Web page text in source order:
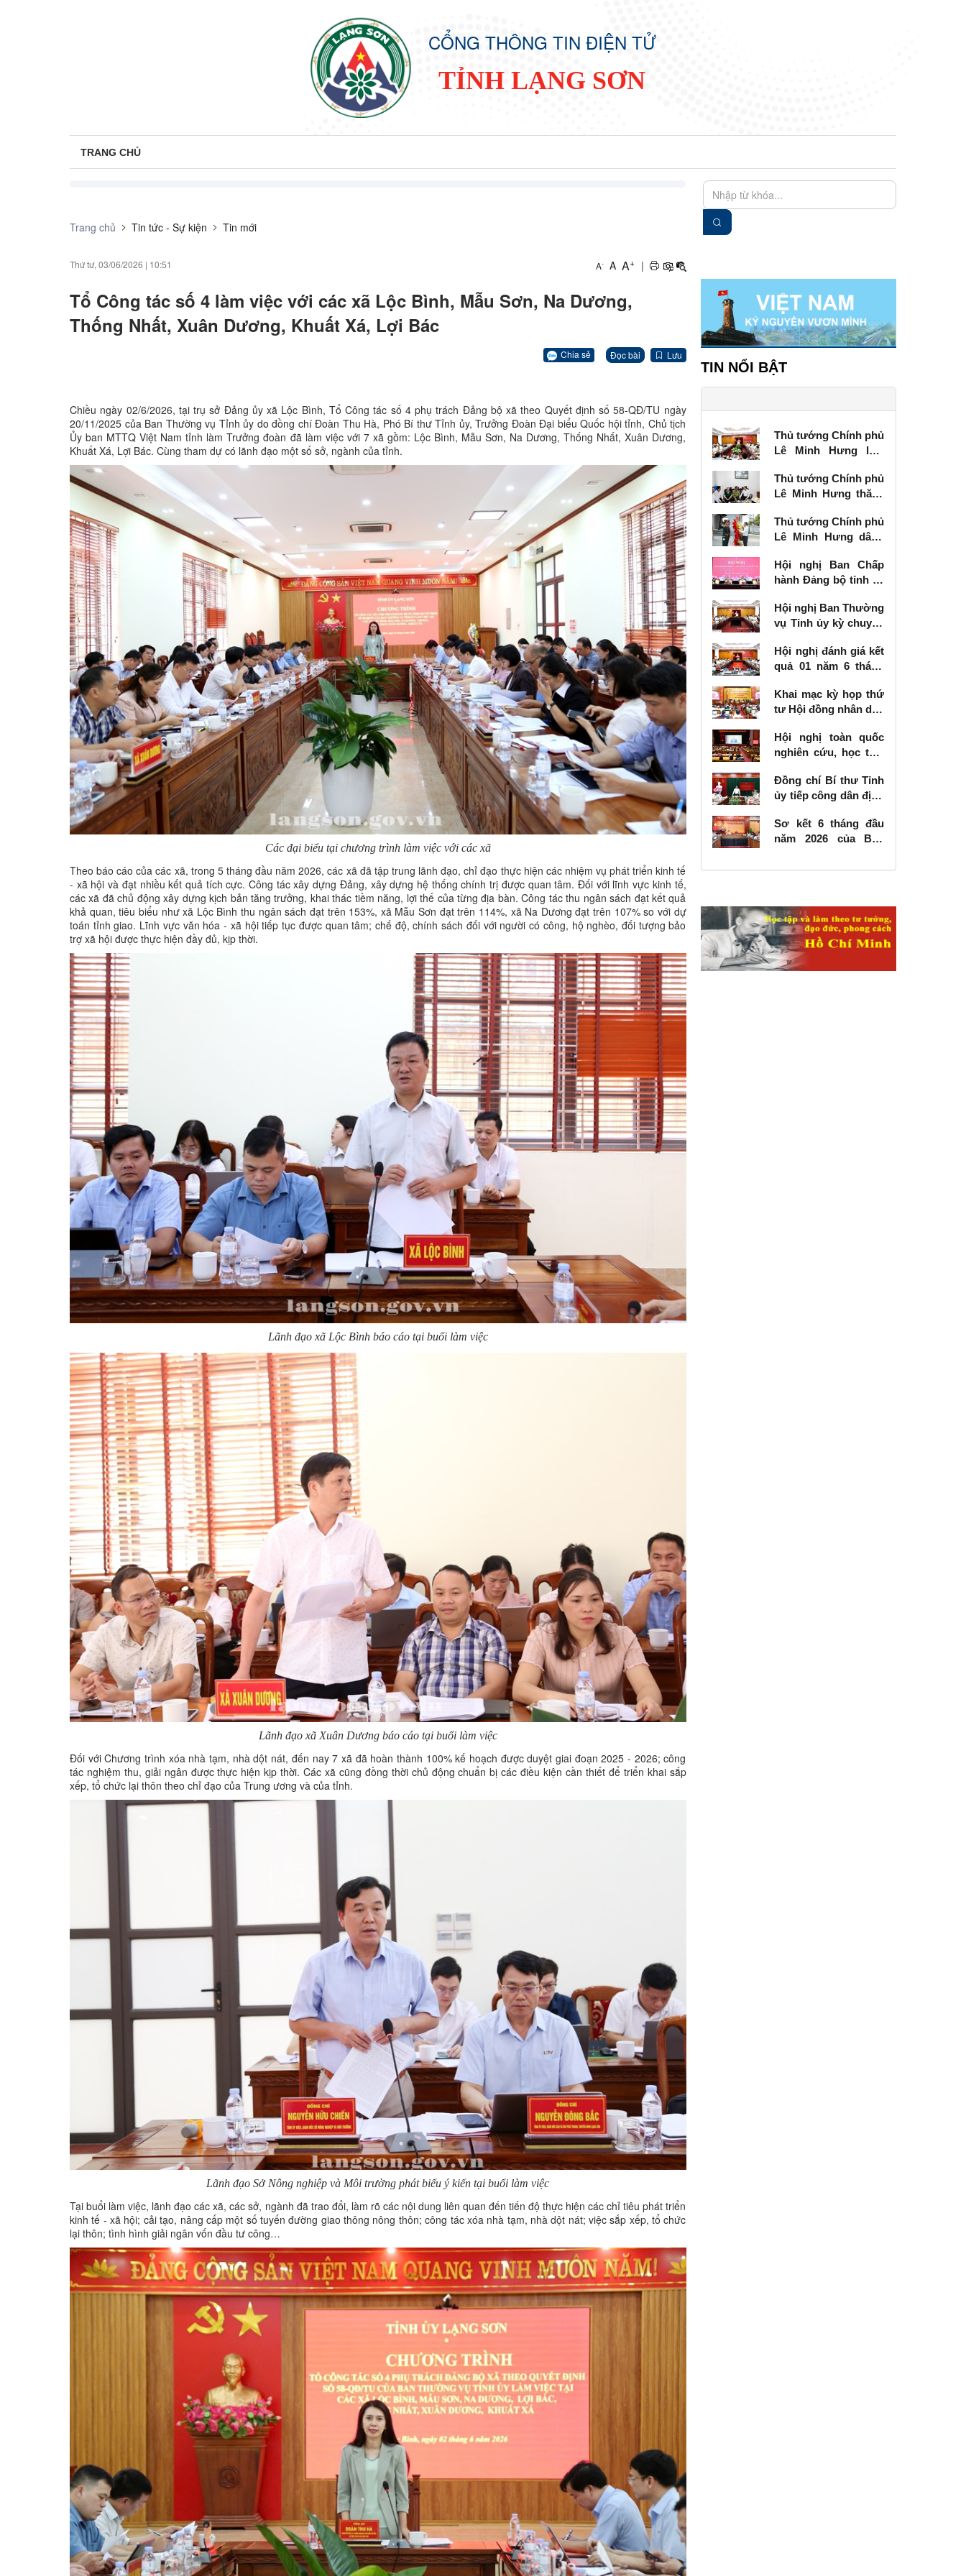
CỔNG THÔNG TIN ĐIỆN TỬ
TỈNH LẠNG SƠN
TRANG CHỦ
Trang chủ Tin tức - Sự kiện Tin mới
Thứ tư, 03/06/2026 | 10:51 A- A A+ |
Tổ Công tác số 4 làm việc với các xã Lộc Bình, Mẫu Sơn, Na Dương,
Thống Nhất, Xuân Dương, Khuất Xá, Lợi Bác
Chia sẻ Đọc bài Lưu
Chiều ngày 02/6/2026, tại trụ sở Đảng ủy xã Lộc Bình, Tổ Công tác số 4 phụ trách Đảng bộ xã theo Quyết định số 58-QĐ/TU ngày
20/11/2025 của Ban Thường vụ Tỉnh ủy do đồng chí Đoàn Thu Hà, Phó Bí thư Tỉnh ủy, Trưởng Đoàn Đại biểu Quốc hội tỉnh, Chủ tịch
Ủy ban MTTQ Việt Nam tỉnh làm Trưởng đoàn đã làm việc với 7 xã gồm: Lộc Bình, Mẫu Sơn, Na Dương, Thống Nhất, Xuân Dương,
Khuất Xá, Lợi Bác. Cùng tham dự có lãnh đạo một số sở, ngành của tỉnh.
Các đại biểu tại chương trình làm việc với các xã
Theo báo cáo của các xã, trong 5 tháng đầu năm 2026, các xã đã tập trung lãnh đạo, chỉ đạo thực hiện các nhiệm vụ phát triển kinh tế
- xã hội và đạt nhiều kết quả tích cực. Công tác xây dựng Đảng, xây dựng hệ thống chính trị được quan tâm. Đối với lĩnh vực kinh tế,
các xã đã chủ động xây dựng kịch bản tăng trưởng, khai thác tiềm năng, lợi thế của từng địa bàn. Công tác thu ngân sách đạt kết quả
khả quan, tiêu biểu như xã Lộc Bình thu ngân sách đạt trên 153%, xã Mẫu Sơn đạt trên 114%, xã Na Dương đạt trên 107% so với dự
toán tỉnh giao. Lĩnh vực văn hóa - xã hội tiếp tục được quan tâm; chế độ, chính sách đối với người có công, hộ nghèo, đối tượng bảo
trợ xã hội được thực hiện đầy đủ, kịp thời.
Lãnh đạo xã Lộc Bình báo cáo tại buổi làm việc
Lãnh đạo xã Xuân Dương báo cáo tại buổi làm việc
Đối với Chương trình xóa nhà tạm, nhà dột nát, đến nay 7 xã đã hoàn thành 100% kế hoạch được duyệt giai đoạn 2025 - 2026; công
tác nghiệm thu, giải ngân được thực hiện kịp thời. Các xã cũng đồng thời chủ động chuẩn bị các điều kiện cần thiết để triển khai sắp
xếp, tổ chức lại thôn theo chỉ đạo của Trung ương và của tỉnh.
Lãnh đạo Sở Nông nghiệp và Môi trường phát biểu ý kiến tại buổi làm việc
Tại buổi làm việc, lãnh đạo các xã, các sở, ngành đã trao đổi, làm rõ các nội dung liên quan đến tiến độ thực hiện các chỉ tiêu phát triển
kinh tế - xã hội; cải tạo, nâng cấp một số tuyến đường giao thông nông thôn; công tác xóa nhà tạm, nhà dột nát; việc sắp xếp, tổ chức
lại thôn; tình hình giải ngân vốn đầu tư công…
TIN NỔI BẬT
Thủ tướng Chính phủ
Lê Minh Hưng làm
vụ Tỉnh ủy Lạng Sơn
Thủ tướng Chính phủ
Lê Minh Hưng thăm,
binh tại Lạng Sơn
Thủ tướng Chính phủ
Lê Minh Hưng dâng
các Anh hùng liệt sĩ
tại Lạng Sơn
Hội nghị Ban Chấp
hành Đảng bộ tỉnh kỳ
Hội nghị Ban Thường
vụ Tỉnh ủy kỳ chuyên
Hội nghị đánh giá kết
quả 01 năm 6 tháng
số 57-NQ/TW
Khai mạc kỳ họp thứ
tư Hội đồng nhân dân
kỳ 2026 - 2031
Hội nghị toàn quốc
nghiên cứu, học tập,
khai thực hiện Nghị
quyết số 10-NQ/TW
phát triển kinh tế có
vốn đầu tư nước
Đồng chí Bí thư Tỉnh
ủy tiếp công dân định
Sơ kết 6 tháng đầu
năm 2026 của Ban
các công trình, dự án
giao thông vận tải